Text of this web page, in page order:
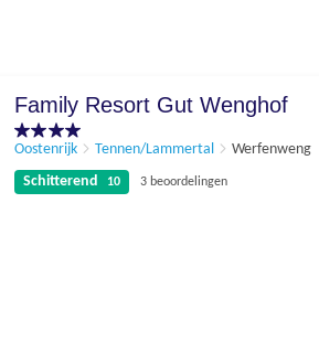
Family Resort Gut Wenghof
Oostenrijk Tennen/Lammertal
Werfenweng
Schitterend
10 3 beoordelingen